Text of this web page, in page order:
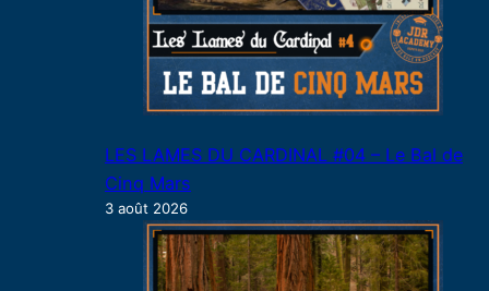
LES LAMES DU CARDINAL #04 – Le Bal de
Cinq Mars
3 août 2026